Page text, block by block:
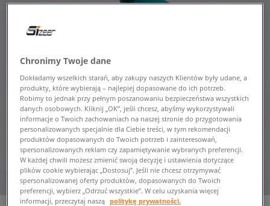
Chronimy Twoje dane
Dokładamy wszelkich starań, aby zakupy naszych Klientów były udane, a
produkty, które wybierają – najlepiej dopasowane do ich potrzeb.
Robimy to jednak przy pełnym poszanowaniu bezpieczeństwa wszystkich
danych osobowych. Kliknij „OK”, jeśli chcesz, abyśmy wykorzystywali
informacje o Twoich zachowaniach na naszej stronie do przygotowania
personalizowanych specjalnie dla Ciebie treści, w tym rekomendacji
produktów dopasowanych do Twoich potrzeb i zainteresowań,
spersonalizowanych reklam czy zapamiętywanie wybranych preferencji.
W każdej chwili możesz zmienić swoją decyzję i ustawienia dotyczące
plików cookie wybierając „Dostosuj”. Jeśli nie chcesz otrzymywać
spersonalizowanej oferty produktów, dopasowanych do Twoich
preferencji, wybierz „Odrzuć wszystkie”. W celu uzyskania więcej
informacji, przeczytaj naszą politykę prywatności.